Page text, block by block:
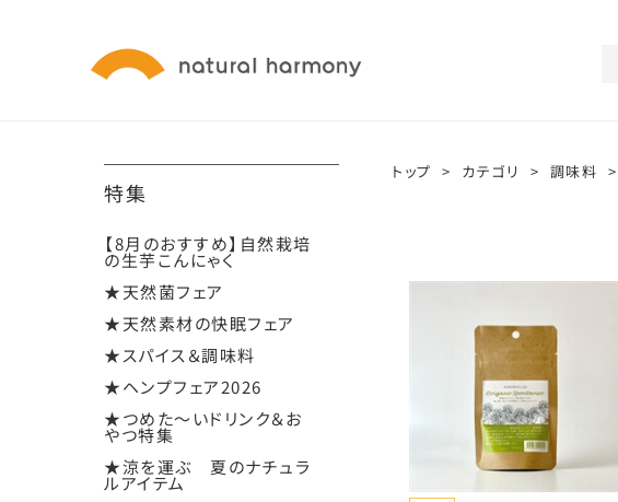
特集
【8月のおすすめ】自然栽培
の生芋こんにゃく
★天然菌フェア
★天然素材の快眠フェア
★スパイス＆調味料
★ヘンプフェア2026
★つめた～いドリンク＆お
やつ特集
★涼を運ぶ 夏のナチュラ
ルアイテム
トップ > カテゴリ > 調味料 >